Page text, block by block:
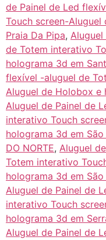
de Painel de Led
Touch screen-
Praia Da Pipa,
de Totem interativo
holograma 3d em
flexível -aluguel de
Aluguel de Holobox e
Aluguel de Painel de
interativo Touch
holograma 3d em
DO NORTE, Aluguel
Totem interativo
holograma 3d em
Aluguel de Painel de
interativo Touch
holograma 3d em
Aluguel de Painel de